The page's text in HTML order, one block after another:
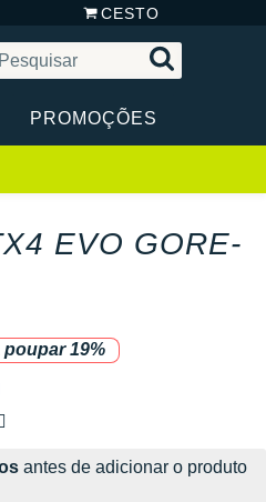
CESTO
PROMOÇÕES
EVO GORE-
poupar 19%
pela marca
antes de adicionar o produto